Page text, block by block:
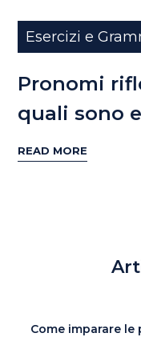
Esercizi e
Pronomi
quali sono
READ MORE
Come imparare